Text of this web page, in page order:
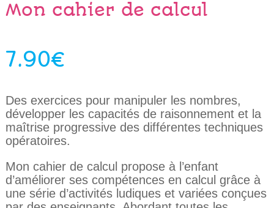
Mon cahier de calcul
7.90€
Des exercices pour manipuler les nombres,
développer les capacités de raisonnement et la
maîtrise progressive des différentes techniques
opératoires.
Mon cahier de calcul propose à l’enfant
d’améliorer ses compétences en calcul grâce à
une série d’activités ludiques et variées conçues